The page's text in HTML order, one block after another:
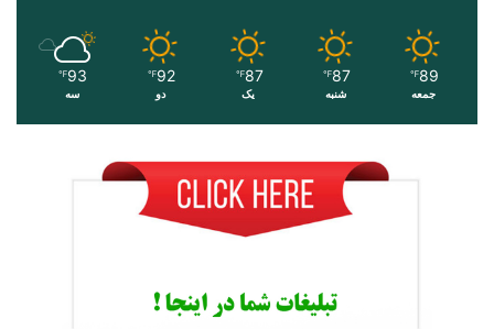
89
℉
جمعه
87
℉
شنبه
87
℉
یک
92
℉
دو
93
℉
سه